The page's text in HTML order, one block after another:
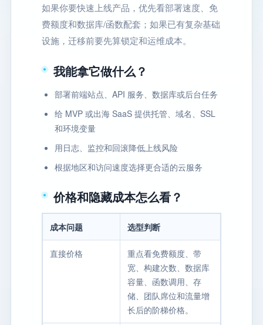
如果你要快速上线产品，优先看部署速度、免
费额度和数据库/函数配套；如果已有复杂基础
设施，迁移前要先算锁定和运维成本。
我能拿它做什么？
部署前端站点、API 服务、数据库或后台任务
给 MVP 或出海 SaaS 提供托管、域名、SSL
和环境变量
用日志、监控和回滚降低上线风险
根据地区和访问速度选择更合适的云服务
价格和隐藏成本怎么看？
成本问题 选型判断
直接价格
重点看免费额度、带
宽、构建次数、数据库
容量、函数调用、存
储、团队席位和流量增
长后的阶梯价格。